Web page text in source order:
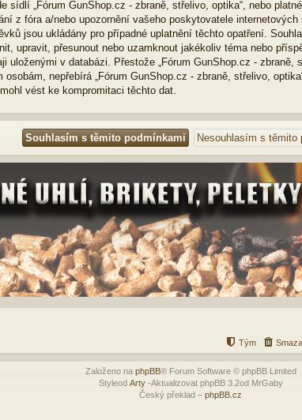
sídlí „Fórum GunShop.cz - zbraně, střelivo, optika“, nebo
z fóra a/nebo upozornění vašeho poskytovatele
jsou ukládány pro případné uplatnění těchto opatření.
upravit, přesunout nebo uzamknout jakékoliv téma nebo
uloženými v databázi. Přestože „Fórum GunShop.cz - zbraně,
nepřebírá „Fórum GunShop.cz - zbraně, střelivo,
vést ke kompromitaci těchto dat.
Tým
Založeno na phpBB® Forum Software © phpBB Limited
Styleod Arty-Aktualizovat phpBB 3.2od MrGaby
Český překlad – phpBB.cz